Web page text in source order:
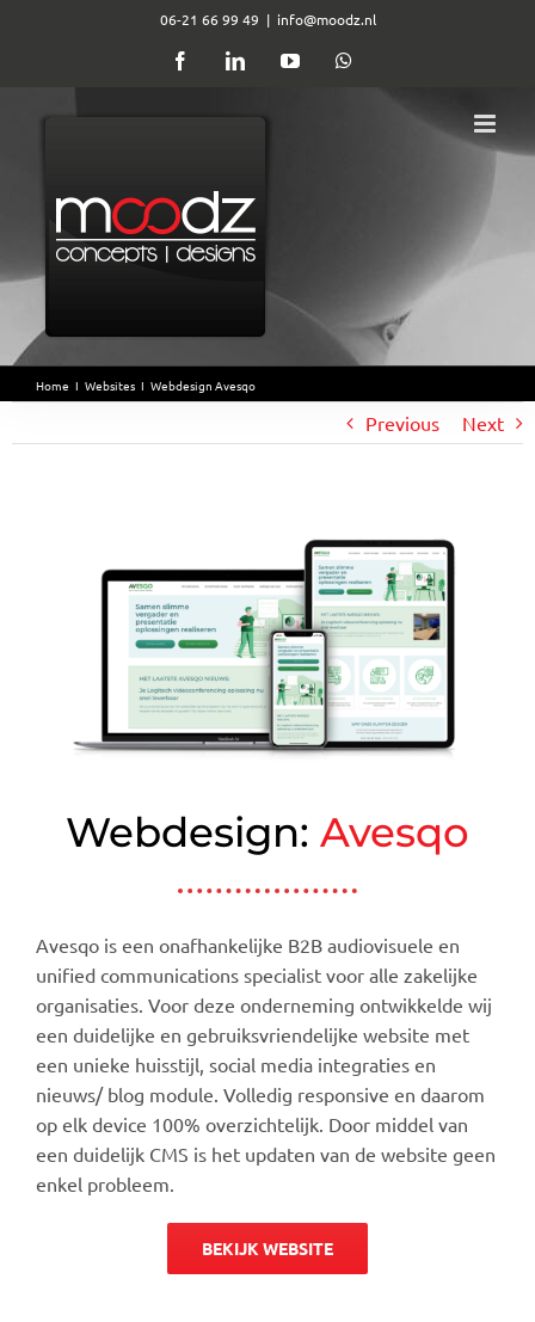
06-21 66 99 49 | info@moodz.nl
FacebookLinkedInYouTube
Home I Websites I Webdesign Avesqo
Previous Next
Webdesign: Avesqo
Avesqo is een onafhankelijke B2B audiovisuele en
unified communications specialist voor alle zakelijke
organisaties. Voor deze onderneming ontwikkelde wij
een duidelijke en gebruiksvriendelijke website met
een unieke huisstijl, social media integraties en
nieuws/ blog module. Volledig responsive en daarom
op elk device 100% overzichtelijk. Door middel van
een duidelijk CMS is het updaten van de website geen
enkel probleem.
BEKIJK WEBSITE